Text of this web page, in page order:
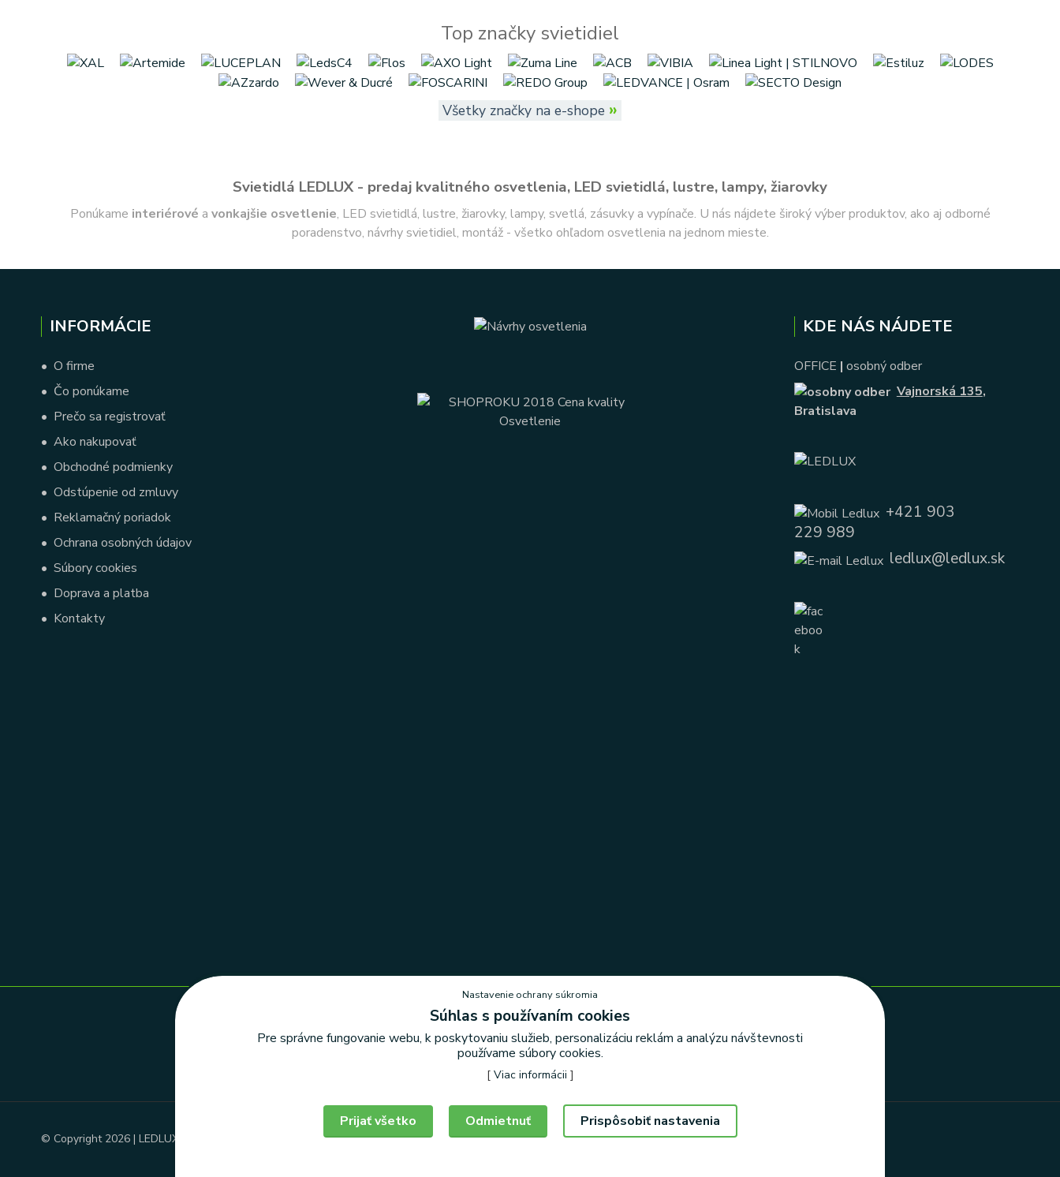
Top značky svietidiel
Všetky značky na e-shope »
Svietidlá LEDLUX - predaj kvalitného osvetlenia, LED svietidlá, lustre, lampy, žiarovky
Ponúkame interiérové a vonkajšie osvetlenie, LED svietidlá, lustre, žiarovky, lampy, svetlá, zásuvky a vypínače. U nás nájdete široký výber produktov, ako aj odborné
poradenstvo, návrhy svietidiel, montáž - všetko ohľadom osvetlenia na jednom mieste.
INFORMÁCIE
• O firme
• Čo ponúkame
• Prečo sa registrovať
• Ako nakupovať
• Obchodné podmienky
• Odstúpenie od zmluvy
• Reklamačný poriadok
• Ochrana osobných údajov
• Súbory cookies
• Doprava a platba
• Kontakty
KDE NÁS NÁJDETE
OFFICE | osobný odber
Vajnorská 135,
Bratislava
+421 903
229 989
ledlux@ledlux.sk
Nastavenie ochrany súkromia
© Copyright 2026 | LEDLUX, s.r.o.
Nastavenie ochrany súkromia
Súhlas s používaním cookies
Pre správne fungovanie webu, k poskytovaniu služieb, personalizáciu reklám a analýzu návštevnosti
používame súbory cookies.
[ Viac informácii ]
Odmietnuť Prispôsobiť nastavenia
Prijať všetko